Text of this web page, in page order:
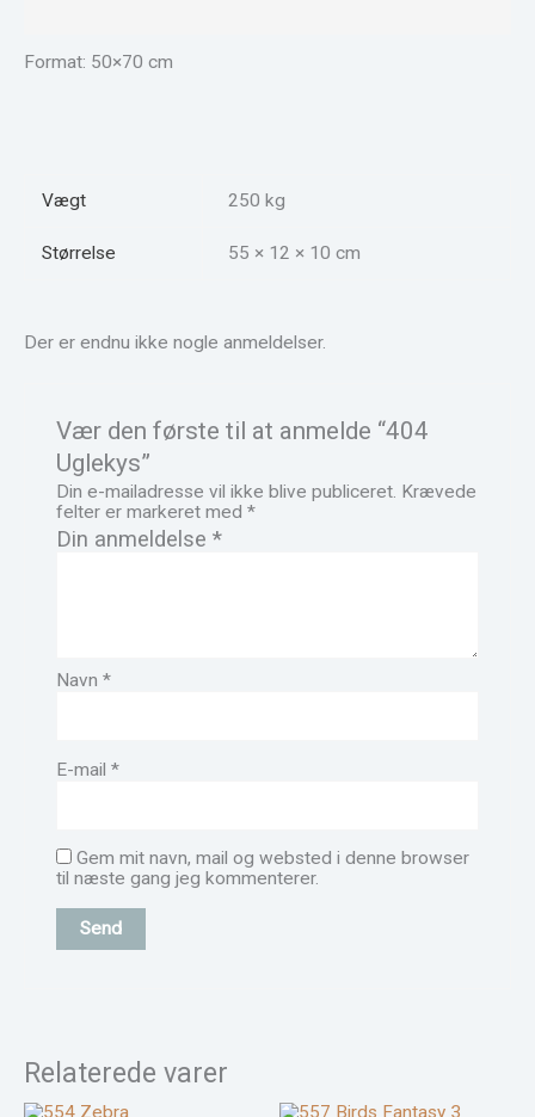
Format: 50×70 cm
Vægt 250 kg
Størrelse 55 × 12 × 10 cm
Der er endnu ikke nogle anmeldelser.
Vær den første til at anmelde “404
Uglekys”
Din e-mailadresse vil ikke blive publiceret. Krævede
felter er markeret med *
Din anmeldelse *
Navn *
E-mail *
Gem mit navn, mail og websted i denne browser
til næste gang jeg kommenterer.
Relaterede varer